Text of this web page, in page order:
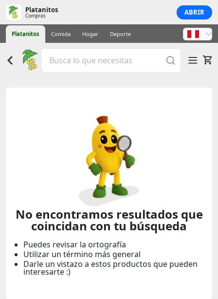
Platanitos
Compras ABRIR
Platanitos Comida Hogar Deporte
No encontramos resultados que
coincidan con tu búsqueda
Puedes revisar la ortografía
Utilizar un término más general
Darle un vistazo a estos productos que pueden
interesarte :)